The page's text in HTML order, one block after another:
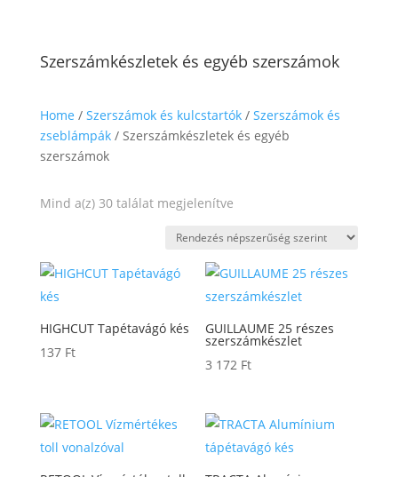
Szerszámkészletek és egyéb szerszámok
Home / Szerszámok és kulcstartók/ Szerszámok és
zseblámpák/ Szerszámkészletek és egyéb
szerszámok
Mind a(z) 30 találat megjelenítveSorted
popularity
HIGHCUT Tapétavágó kés
137 Ft
GUILLAUME 25 részes
szerszámkészlet
3 172 Ft